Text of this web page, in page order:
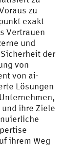
zu
exakt
Vertrauen
und
der
von
von ai-
Lösungen
ihre Ziele
ihrem Weg